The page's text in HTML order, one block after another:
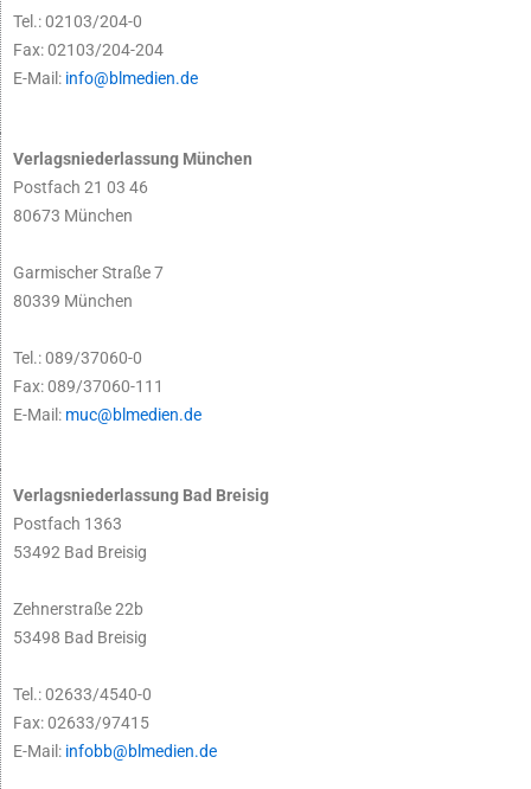
Tel.: 02103/204-0
Fax: 02103/204-204
E-Mail: info@blmedien.de
Verlagsniederlassung München
Postfach 21 03 46
80673 München
Garmischer Straße 7
80339 München
Tel.: 089/37060-0
Fax: 089/37060-111
E-Mail: muc@blmedien.de
Verlagsniederlassung Bad Breisig
Postfach 1363
53492 Bad Breisig
Zehnerstraße 22b
53498 Bad Breisig
Tel.: 02633/4540-0
Fax: 02633/97415
E-Mail: infobb@blmedien.de